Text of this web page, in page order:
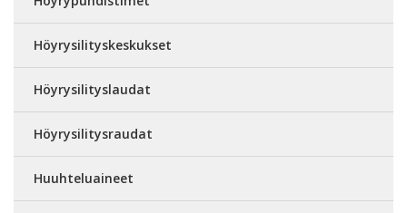
Höyrysilityskeskukset
Höyrysilityslaudat
Höyrysilitysraudat
Huuhteluaineet